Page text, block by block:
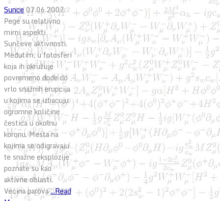
Sunce07.06.2007.
Pege su relativno
mirni aspekti
Sunčeve aktivnosti.
Međutim, u fotosferi
koja ih okružuje
povremeno dođe do
vrlo snažnih erupcija
u kojima se izbacuju
ogromne količine
čestica u okolnu
koronu. Mesta na
kojima se odigravaju
te snažne eksplozije
poznate su kao
aktivne oblasti.
Većina parova...Read